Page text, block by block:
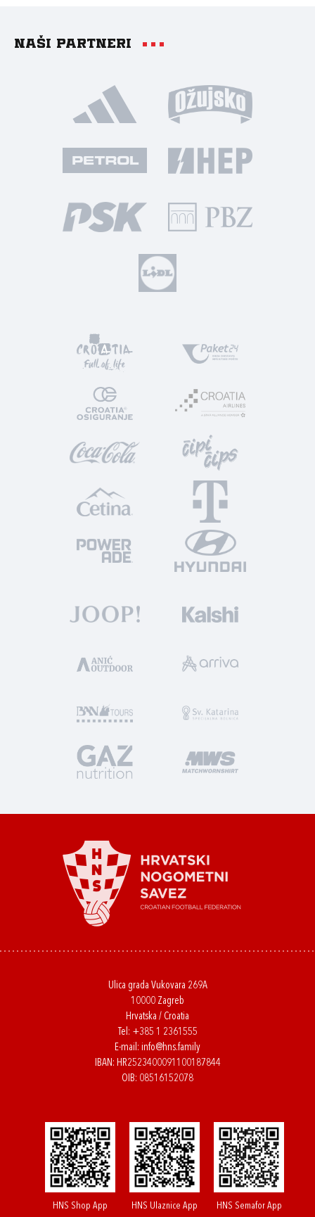
Naši partneri
Ulica grada Vukovara 269A
10000 Zagreb
Hrvatska / Croatia
Tel: +385 1 2361555
E-mail: info@hns.family
IBAN: HR2523400091100187844
OIB: 08516152078
HNS Shop App HNS Ulaznice App HNS Semafor App